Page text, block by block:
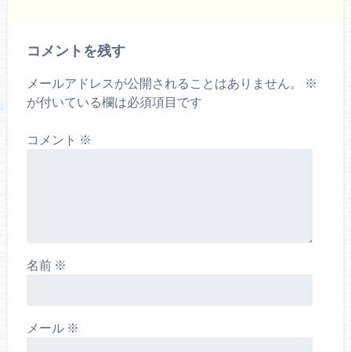
コメントを残す
メールアドレスが公開されることはありません。
※
が付いている欄は必須項目です
コメント ※
名前 ※
メール ※